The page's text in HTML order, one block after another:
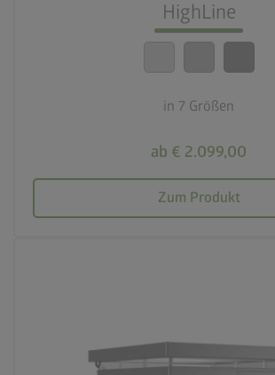
HighLine
in 7 Größen
ab € 2.099,00
Zum Produkt
calendar_month